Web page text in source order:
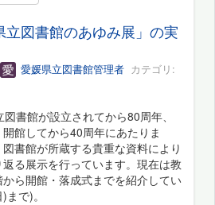
立図書館のあゆみ展」の実
愛媛県立図書館管理者 カテゴリ:
書館が設立されてから80周年、
館してから40周年にあたりま
書館が所蔵する貴重な資料により
る展示を行っています。現在は教
ら開館・落成式までを紹介してい
で)。